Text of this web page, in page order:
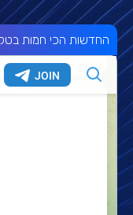
החדשות הכי חמות